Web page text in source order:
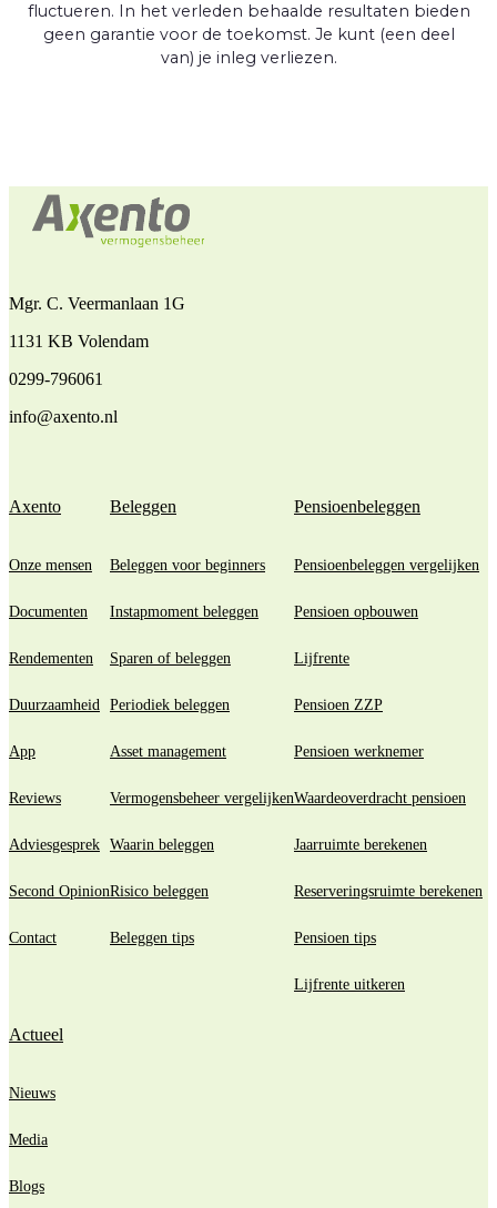
fluctueren. In het verleden behaalde resultaten bieden
geen garantie voor de toekomst. Je kunt (een deel
van) je inleg verliezen.
Mgr. C. Veermanlaan 1G
1131 KB Volendam
0299-796061
info@axento.nl
Axento
Onze mensen
Documenten
Rendementen
Duurzaamheid
App
Reviews
Adviesgesprek
Second Opinion
Contact
Beleggen
Beleggen voor beginners
Instapmoment beleggen
Sparen of beleggen
Periodiek beleggen
Asset management
Vermogensbeheer vergelijken
Waarin beleggen
Risico beleggen
Beleggen tips
Pensioenbeleggen
Pensioenbeleggen vergelijken
Pensioen opbouwen
Lijfrente
Pensioen ZZP
Pensioen werknemer
Waardeoverdracht pensioen
Jaarruimte berekenen
Reserveringsruimte berekenen
Pensioen tips
Lijfrente uitkeren
Actueel
Nieuws
Media
Blogs